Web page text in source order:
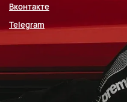
Вконтакте
Telegram